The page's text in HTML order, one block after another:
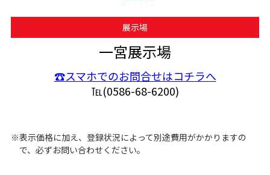
展示場
一宮展示場
☎スマホでのお問合せはコチラへ
℡(0586-68-6200)
※表示価格に加え、登録状況によって別途費用がかかりますの
で、必ずお問い合わせください。